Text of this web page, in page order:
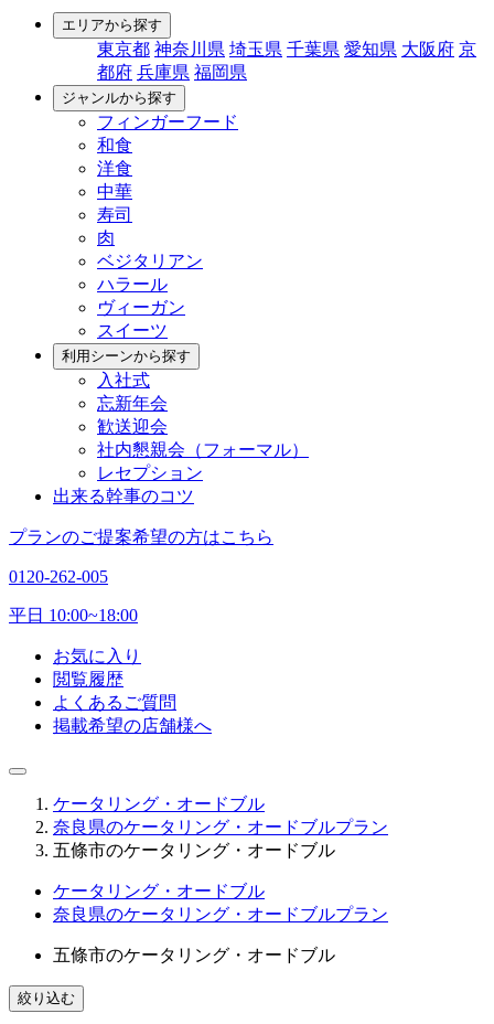
エリアから探す
東京都 神奈川県 埼玉県 千葉県 愛知県 大阪府 京
都府 兵庫県 福岡県
ジャンルから探す
フィンガーフード
和食
洋食
中華
寿司
肉
ベジタリアン
ハラール
ヴィーガン
スイーツ
利用シーンから探す
入社式
忘新年会
歓送迎会
社内懇親会（フォーマル）
レセプション
出来る幹事のコツ
プランのご提案希望の方はこちら
0120-262-005
平日 10:00~18:00
お気に入り
閲覧履歴
よくあるご質問
掲載希望の店舗様へ
ケータリング・オードブル
奈良県のケータリング・オードブルプラン
五條市のケータリング・オードブル
ケータリング・オードブル
奈良県のケータリング・オードブルプラン
五條市のケータリング・オードブル
絞り込む